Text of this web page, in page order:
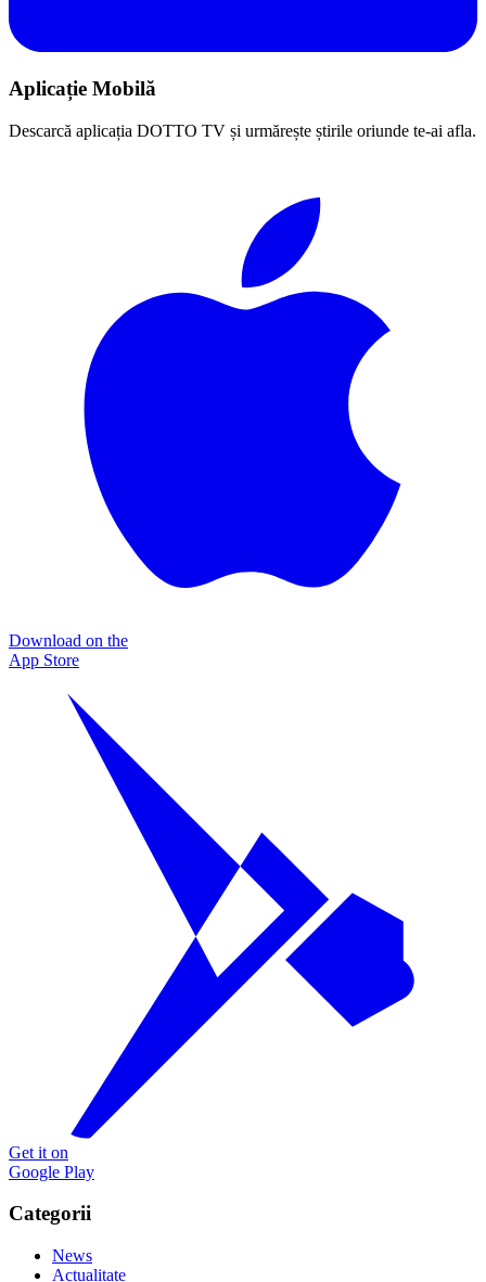
Aplicație Mobilă
Descarcă aplicația DOTTO TV și urmărește știrile oriunde te-ai afla.
Download on the
App Store
Get it on
Google Play
Categorii
News
Actualitate